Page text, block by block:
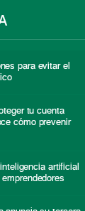
para evitar el
tu cuenta
cómo prevenir
artificial